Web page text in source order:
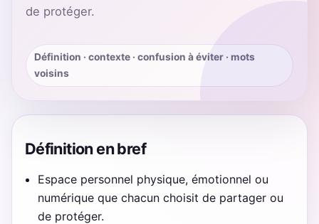
de protéger.
Définition · contexte · confusion à éviter · mots
voisins
Définition en bref
Espace personnel physique, émotionnel ou
numérique que chacun choisit de partager ou
de protéger.